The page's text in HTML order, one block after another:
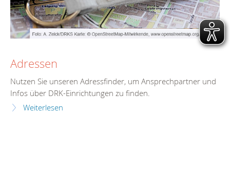
Adressen
Nutzen Sie unseren Adressfinder, um Ansprechpartner und
Infos über DRK-Einrichtungen zu finden.
Weiterlesen